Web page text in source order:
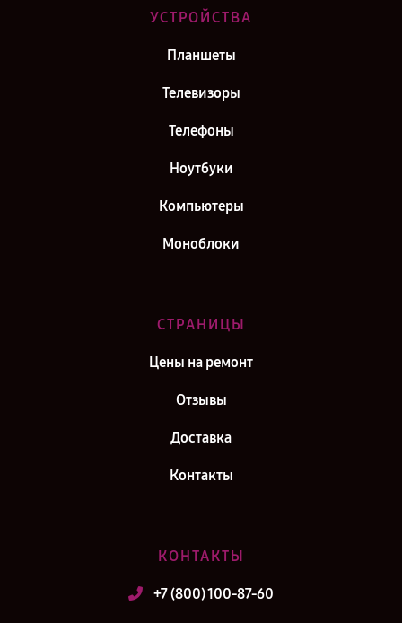
Ремонт телефона Irbis SF07r в г. Киров
УСТРОЙСТВА
Планшеты
Телевизоры
Телефоны
Ноутбуки
Компьютеры
Моноблоки
СТРАНИЦЫ
Цены на ремонт
Отзывы
Доставка
Контакты
КОНТАКТЫ
+7 (800) 100-87-60